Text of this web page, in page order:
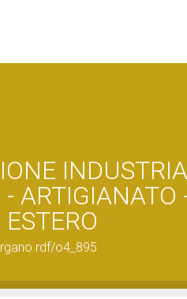
ARTIGIANATO
o4_895